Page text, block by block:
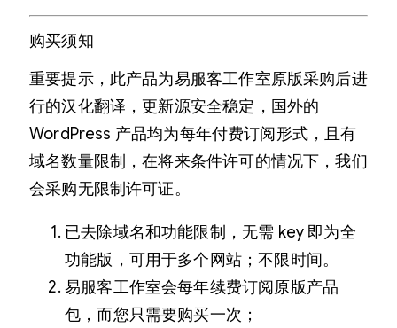
购买须知
重要提示，此产品为易服客工作室原版采购后进
行的汉化翻译，更新源安全稳定，国外的
WordPress 产品均为每年付费订阅形式，且有
域名数量限制，在将来条件许可的情况下，我们
会采购无限制许可证。
已去除域名和功能限制，无需 key 即为全
功能版，可用于多个网站；不限时间。
易服客工作室会每年续费订阅原版产品
包，而您只需要购买一次；